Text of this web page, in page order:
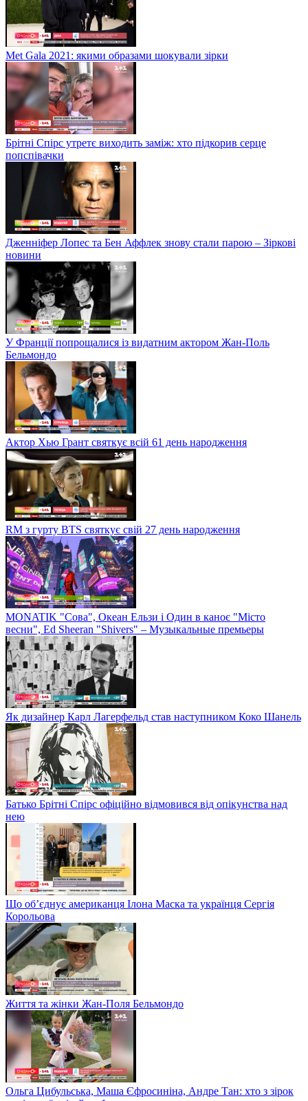
Met Gala 2021: якими образами шокували зірки
Брітні Спірс утретє виходить заміж: хто підкорив серце
попспівачки
Дженніфер Лопес та Бен Аффлек знову стали парою – Зіркові
новини
У Франції попрощалися із видатним актором Жан-Поль
Бельмондо
Актор Хью Грант святкує всій 61 день народження
RM з гурту BTS святкує свій 27 день народження
MONATIK "Сова", Океан Ельзи і Один в каноє "Місто
весни", Ed Sheeran "Shivers" – Музыкальные премьеры
Як дизайнер Карл Лагерфельд став наступником Коко Шанель
Батько Брітні Спірс офіційно відмовився від опікунства над
нею
Що об’єднує американця Ілона Маска та українця Сергія
Корольова
Життя та жінки Жан-Поля Бельмондо
Ольга Цибульська, Маша Єфросиніна, Андре Тан: хто з зірок